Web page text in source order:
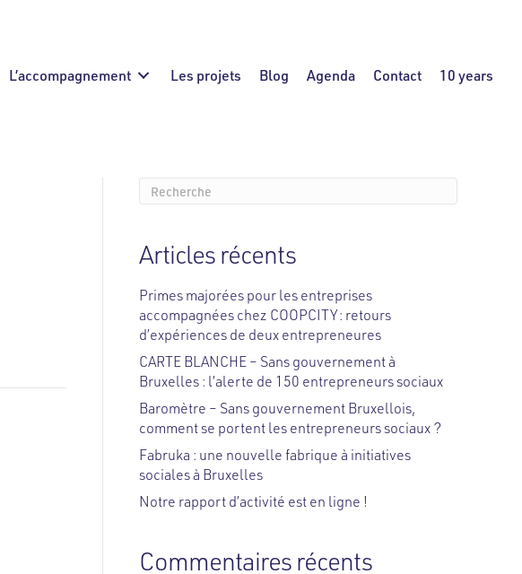
L’accompagnement Les projets Blog Agenda Contact 10 years
Articles récents
Primes majorées pour les entreprises
accompagnées chez COOPCITY : retours
d’expériences de deux entrepreneures
CARTE BLANCHE – Sans gouvernement à
Bruxelles : l’alerte de 150 entrepreneurs sociaux
Baromètre – Sans gouvernement Bruxellois,
comment se portent les entrepreneurs sociaux ?
Fabruka : une nouvelle fabrique à initiatives
sociales à Bruxelles
Notre rapport d’activité est en ligne !
Commentaires récents